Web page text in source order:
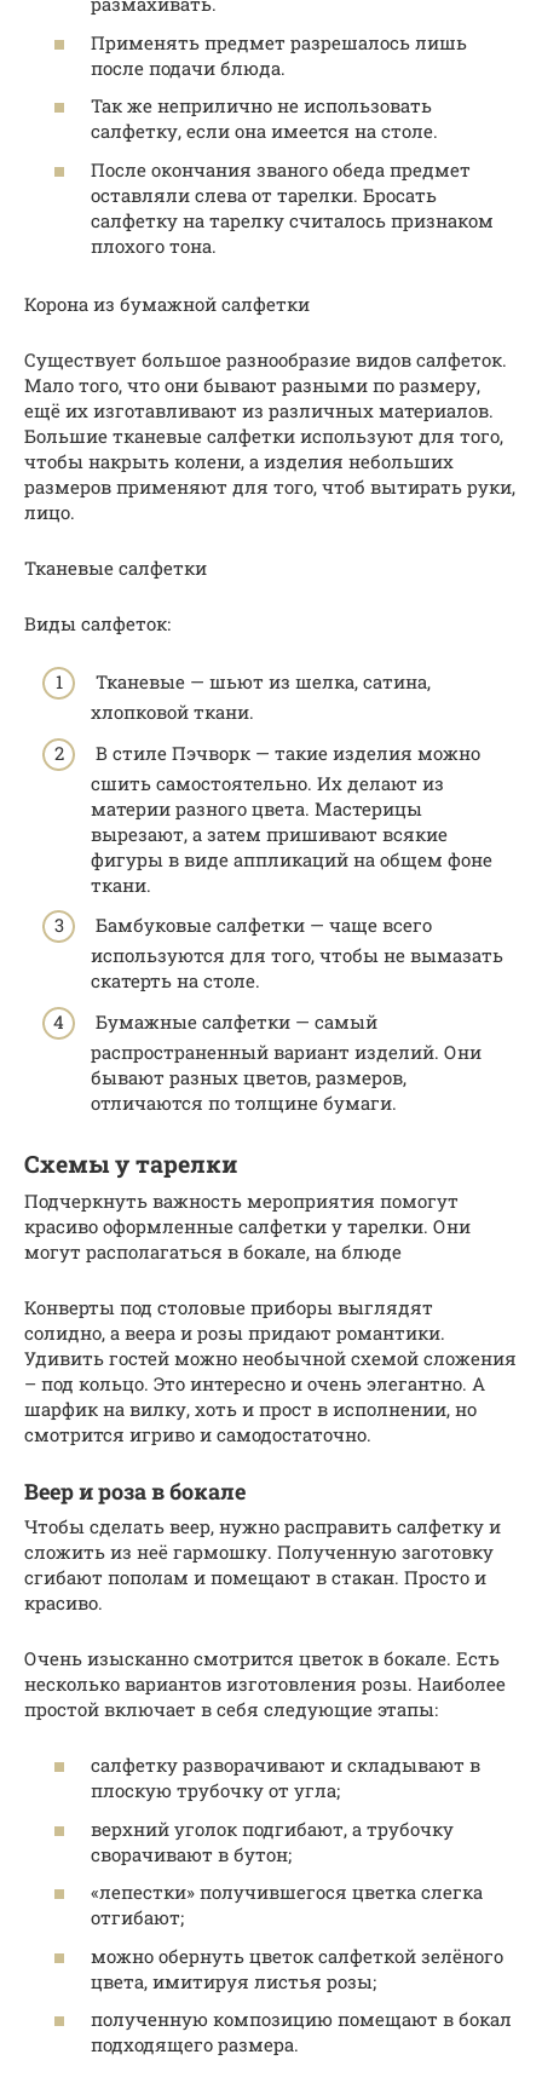
Применять предмет разрешалось лишь
после подачи блюда.
Так же неприлично не использовать
салфетку, если она имеется на столе.
После окончания званого обеда предмет
оставляли слева от тарелки. Бросать
салфетку на тарелку считалось признаком
плохого тона.
Корона из бумажной салфетки
Существует большое разнообразие видов салфеток.
Мало того, что они бывают разными по размеру,
ещё их изготавливают из различных материалов.
Большие тканевые салфетки используют для того,
чтобы накрыть колени, а изделия небольших
размеров применяют для того, чтоб вытирать руки,
лицо.
Тканевые салфетки
Виды салфеток:
Тканевые — шьют из шелка, сатина,
хлопковой ткани.
В стиле Пэчворк — такие изделия можно
сшить самостоятельно. Их делают из
материи разного цвета. Мастерицы
вырезают, а затем пришивают всякие
фигуры в виде аппликаций на общем фоне
ткани.
Бамбуковые салфетки — чаще всего
используются для того, чтобы не вымазать
скатерть на столе.
Бумажные салфетки — самый
распространенный вариант изделий. Они
бывают разных цветов, размеров,
отличаются по толщине бумаги.
Схемы у тарелки
Подчеркнуть важность мероприятия помогут
красиво оформленные салфетки у тарелки. Они
могут располагаться в бокале, на блюде
Конверты под столовые приборы выглядят
солидно, а веера и розы придают романтики.
Удивить гостей можно необычной схемой сложения
– под кольцо. Это интересно и очень элегантно. А
шарфик на вилку, хоть и прост в исполнении, но
смотрится игриво и самодостаточно.
Веер и роза в бокале
Чтобы сделать веер, нужно расправить салфетку и
сложить из неё гармошку. Полученную заготовку
сгибают пополам и помещают в стакан. Просто и
красиво.
Очень изысканно смотрится цветок в бокале. Есть
несколько вариантов изготовления розы. Наиболее
простой включает в себя следующие этапы:
салфетку разворачивают и складывают в
плоскую трубочку от угла;
верхний уголок подгибают, а трубочку
сворачивают в бутон;
«лепестки» получившегося цветка слегка
отгибают;
можно обернуть цветок салфеткой зелёного
цвета, имитируя листья розы;
полученную композицию помещают в бокал
подходящего размера.